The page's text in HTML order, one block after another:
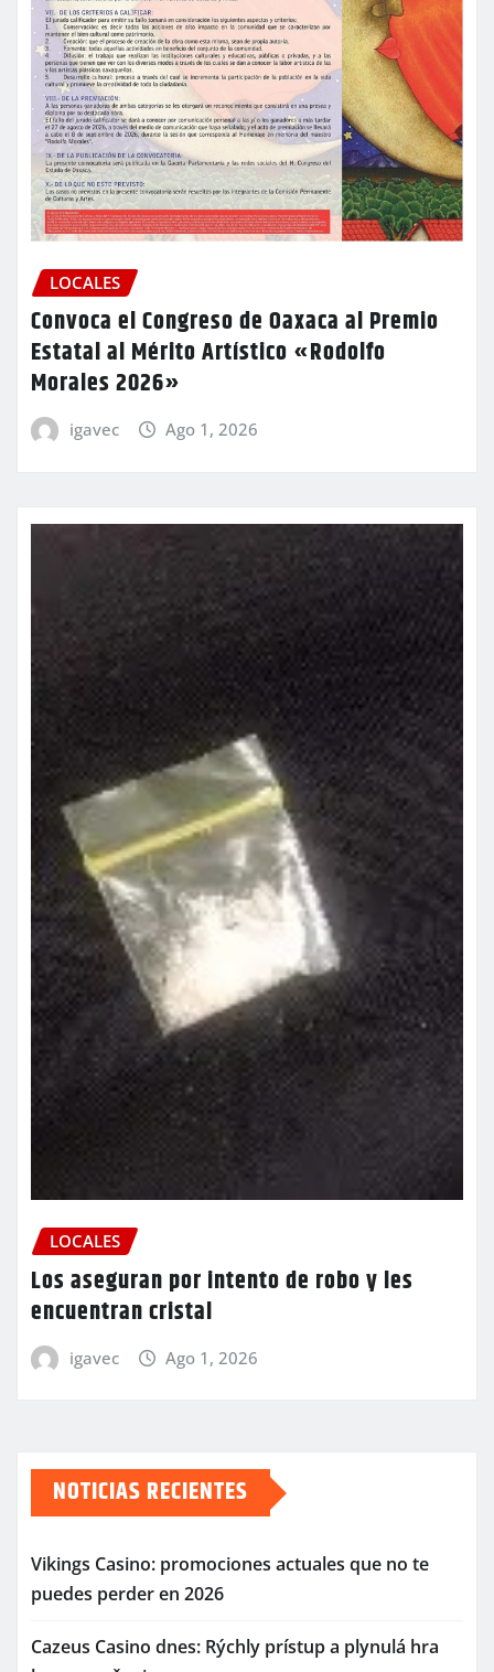
LOCALES
Convoca el Congreso de Oaxaca al Premio
Estatal al Mérito Artístico «Rodolfo
Morales 2026»
igavec Ago 1, 2026
LOCALES
Los aseguran por intento de robo y les
encuentran cristal
igavec Ago 1, 2026
NOTICIAS RECIENTES
Vikings Casino: promociones actuales que no te
puedes perder en 2026
Cazeus Casino dnes: Rýchly prístup a plynulá hra